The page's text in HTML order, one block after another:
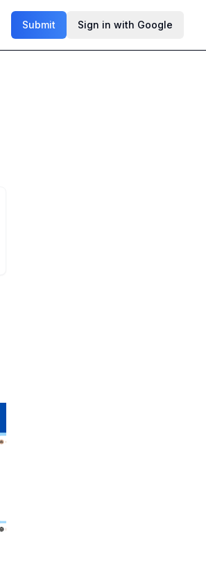
Submit Sign in with Google